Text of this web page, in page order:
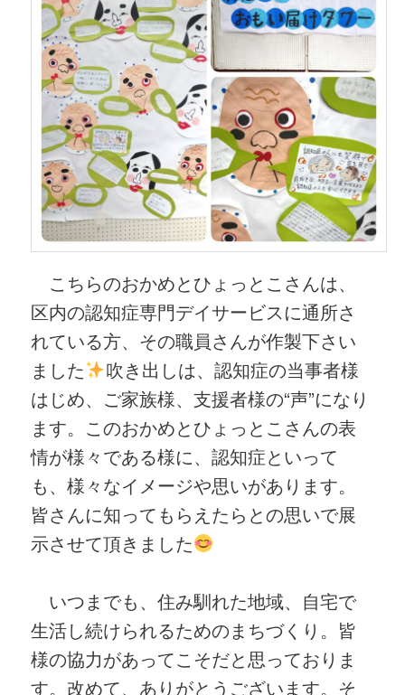
こちらのおかめとひょっとこさんは、
区内の認知症専門デイサービスに通所さ
れている方、その職員さんが作製下さい
ました
吹き出しは、認知症の当事者様
はじめ、ご家族様、支援者様の“声”になり
ます。このおかめとひょっとこさんの表
情が様々である様に、認知症といって
も、様々なイメージや思いがあります。
皆さんに知ってもらえたらとの思いで展
示させて頂きました
いつまでも、住み馴れた地域、自宅で
生活し続けられるためのまちづくり。皆
様の協力があってこそだと思っておりま
す。改めて、ありがとうございます。そ